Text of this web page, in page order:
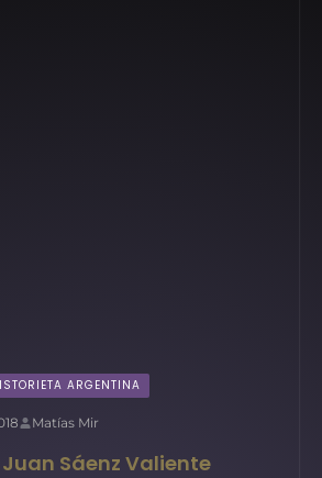
ARGENTINA
Matías Mir
Sáenz Valiente